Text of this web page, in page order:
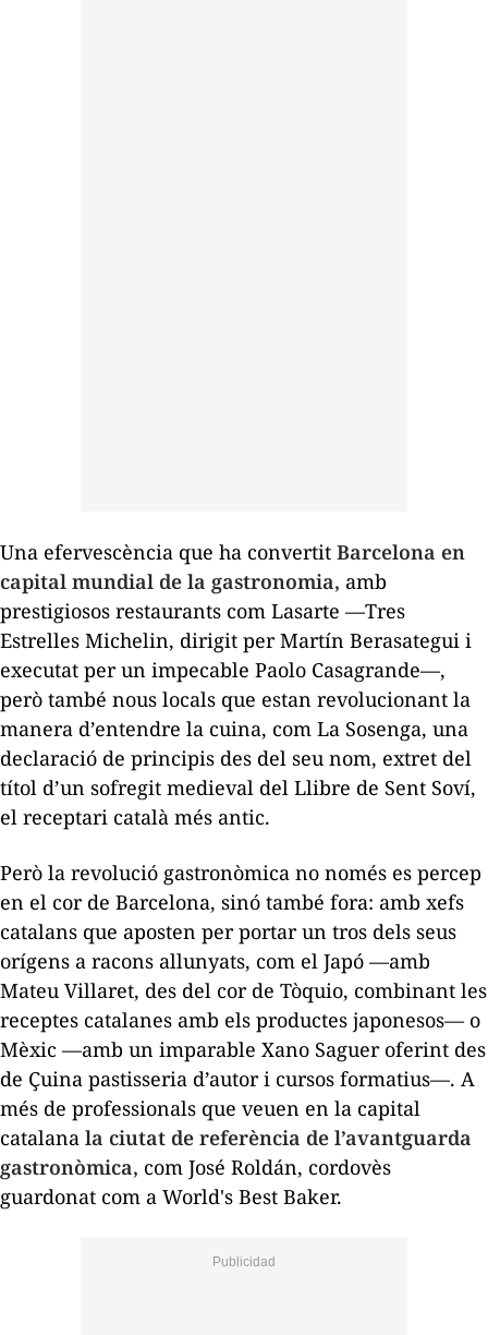
Una efervescència que ha convertit Barcelona en
capital mundial de la gastronomia, amb
prestigiosos restaurants com Lasarte —Tres
Estrelles Michelin, dirigit per Martín Berasategui i
executat per un impecable Paolo Casagrande—,
però també nous locals que estan revolucionant la
manera d’entendre la cuina, com La Sosenga, una
declaració de principis des del seu nom, extret del
títol d’un sofregit medieval del Llibre de Sent Soví,
el receptari català més antic.
Però la revolució gastronòmica no només es percep
en el cor de Barcelona, sinó també fora: amb xefs
catalans que aposten per portar un tros dels seus
orígens a racons allunyats, com el Japó —amb
Mateu Villaret, des del cor de Tòquio, combinant les
receptes catalanes amb els productes japonesos— o
Mèxic —amb un imparable Xano Saguer oferint des
de Çuina pastisseria d’autor i cursos formatius—. A
més de professionals que veuen en la capital
catalana la ciutat de referència de l’avantguarda
gastronòmica, com José Roldán, cordovès
guardonat com a World's Best Baker.